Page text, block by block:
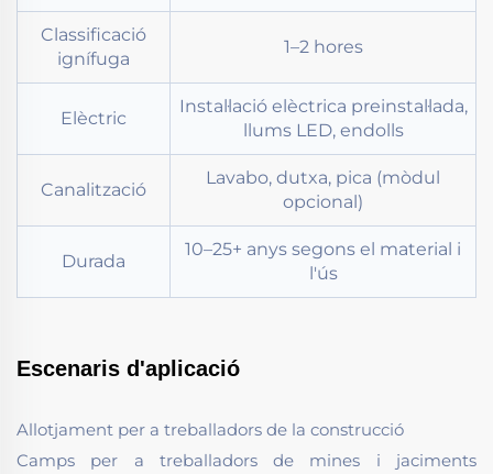
Classificació
ignífuga
1–2 hores
Elèctric
Instal·lació elèctrica preinstal·lada,
llums LED, endolls
Canalització
Lavabo, dutxa, pica (mòdul
opcional)
Durada
10–25+ anys segons el material i
l'ús
Escenaris d'aplicació
Allotjament per a treballadors de la construcció
Camps per a treballadors de mines i jaciments